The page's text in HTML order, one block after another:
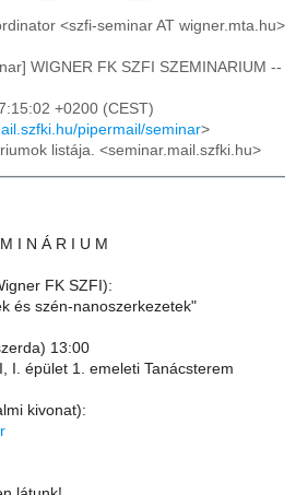
<szfi-seminar AT wigner.mta.hu>
WIGNER FK SZFI SZEMINARIUM --
+0200 (CEST)
pipermail/seminar>
listája. <seminar.mail.szfki.hu>
I N Á R I U M
FK SZFI):
és szén-nanoszerkezetek"
13:00
I. épület 1. emeleti Tanácsterem
kivonat):